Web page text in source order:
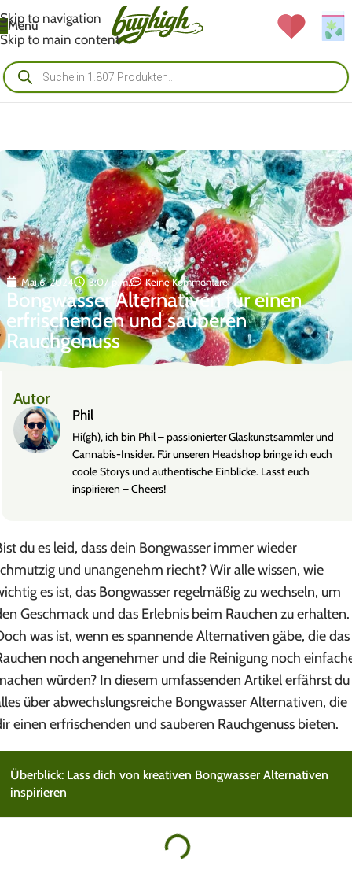
Skip to navigation
Skip to main content
Menü
Mai 6, 2024 3:07 p.m. Keine Kommentare
Bongwasser Alternativen für einen
erfrischenden und sauberen
Rauchgenuss
Autor
Phil
Hi(gh), ich bin Phil – passionierter Glaskunstsammler und
Cannabis-Insider. Für unseren Headshop bringe ich euch
coole Storys und authentische Einblicke. Lasst euch
inspirieren – Cheers!
du es leid, dass dein Bongwasser immer wieder
und unangenehm riecht? Wir alle wissen, wie
es ist, das Bongwasser regelmäßig zu wechseln, um
Geschmack und das Erlebnis beim Rauchen zu erhalten.
was ist, wenn es spannende Alternativen gäbe, die das
noch angenehmer und die Reinigung noch
würden? In diesem umfassenden Artikel erfährst du
über abwechslungsreiche Bongwasser Alternativen, die
einen erfrischenden und sauberen Rauchgenuss bieten.
Überblick: Lass dich von kreativen Bongwasser Alternativen
inspirieren